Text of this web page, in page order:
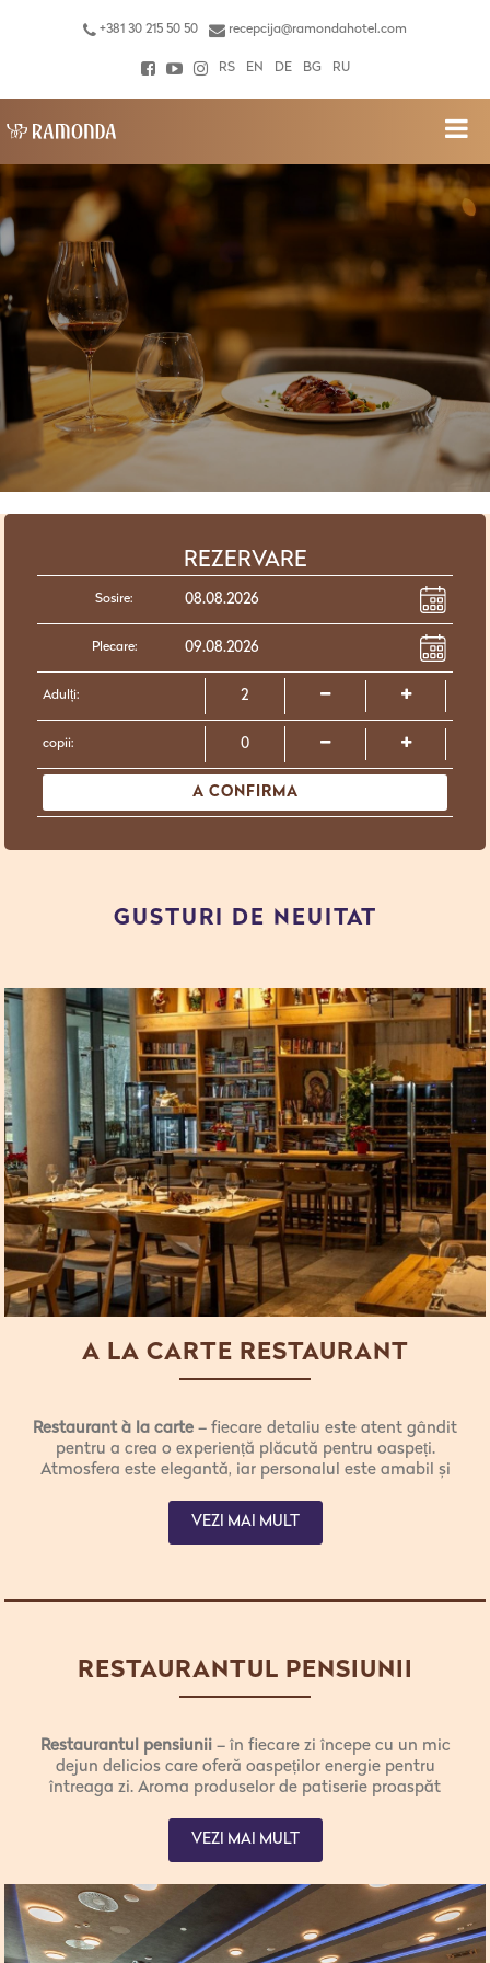
+381 30 215 50 50 recepcija@ramondahotel.com
RS EN DE BG RU
REZERVARE
Sosire:
Plecare:
Adulți:
copii:
A CONFIRMA
GUSTURI DE NEUITAT
A LA CARTE RESTAURANT
Restaurant à la carte – fiecare detaliu este atent gândit
pentru a crea o experiență plăcută pentru oaspeți.
Atmosfera este elegantă, iar personalul este amabil și
adaptate diferitelor gusturi și preferințe. Produsele
VEZI MAI MULT
RESTAURANTUL PENSIUNII
Restaurantul pensiunii– în fiecare zi începe cu un mic
dejun delicios care oferă oaspeților energie pentru
întreaga zi. Aroma produselor de patiserie proaspăt
diminețile cu energia pozitivă a muntelui Rtanj. Într-o
zâmbet și cu amabilitate. În fiecare zi, oaspeții noștri
dragi au ocazia să se bucure de toate cele trei mese
oferite de restaurantul pensiunii.
VEZI MAI MULT